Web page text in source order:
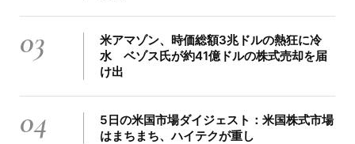
03
米アマゾン、時価総額3兆ドルの熱狂に冷
水 ベゾス氏が約41億ドルの株式売却を届
け出
04
5日の米国市場ダイジェスト：米国株式市場
はまちまち、ハイテクが重し